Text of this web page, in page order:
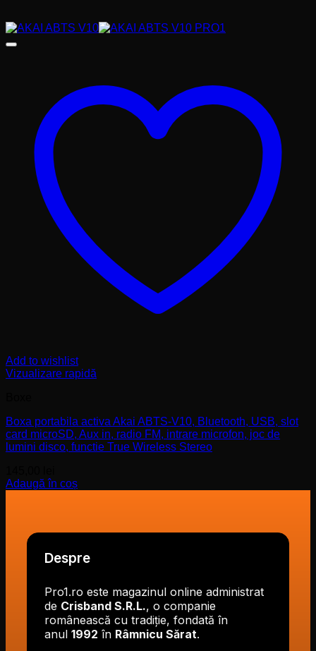
Add to wishlist
Vizualizare rapidă
Boxa portabila activa Akai ABTS-V10, Bluetooth, USB, slot
card microSD, Aux in, radio FM, intrare microfon, joc de
lumini disco, functie True Wireless Stereo
Adaugă în coș
Despre
Pro1.ro este magazinul online administrat
de Crisband S.R.L., o companie
românească cu tradiție, fondată în
anul 1992 în Râmnicu Sărat.